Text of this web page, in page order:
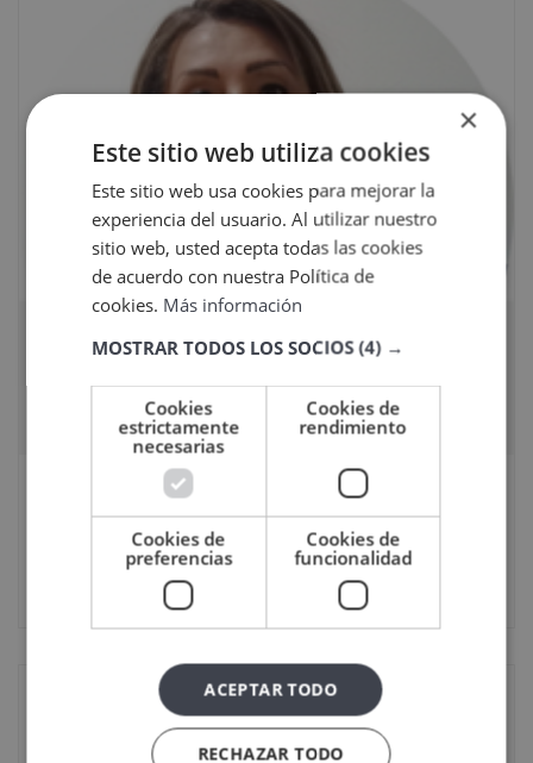
Ana María Urbaneja Pantoja
12 noviembre, 2025
×
Este sitio web utiliza cookies
Este sitio web usa cookies para mejorar la
experiencia del usuario. Al utilizar nuestro
sitio web, usted acepta todas las cookies
de acuerdo con nuestra Política de
cookies. Más información
MOSTRAR TODOS LOS SOCIOS(4) →
Cookies
estrictamente
necesarias
Cookies de
rendimiento
Cookies de
preferencias
Cookies de
funcionalidad
ACEPTAR TODO
RECHAZAR TODO